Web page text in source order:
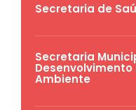
Secretaria de
Secretaria
Desenvolvimento
Ambiente